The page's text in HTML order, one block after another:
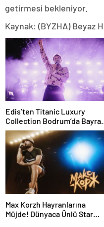
getirmesi bekleniyor.
Kaynak: (BYZHA) Beyaz
Edis’ten Titanic Luxury
Collection Bodrum’da Bayram
Gecesine Damga Vuran
Performans
Max Korzh Hayranlarına
Müjde! Dünyaca Ünlü Star